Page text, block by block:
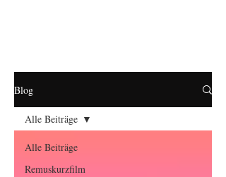
Blog
Alle Beiträge
Remuskurzfilm
Alle Beiträge